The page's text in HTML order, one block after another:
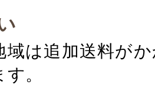
域は追加送料が
。